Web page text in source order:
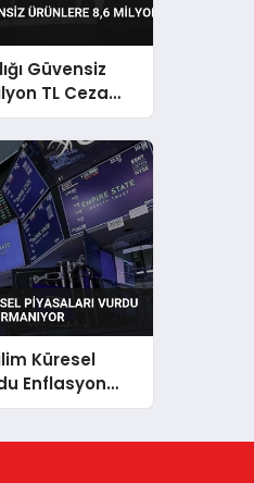
Güvensiz
TL Ceza
Küresel
Enflasyon